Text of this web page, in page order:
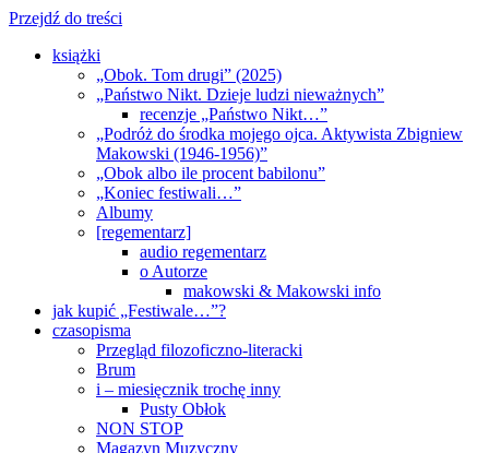
Przejdź do treści
książki
„Obok. Tom drugi” (2025)
„Państwo Nikt. Dzieje ludzi nieważnych”
recenzje „Państwo Nikt…”
„Podróż do środka mojego ojca. Aktywista Zbigniew
Makowski (1946-1956)”
„Obok albo ile procent babilonu”
„Koniec festiwali…”
Albumy
[regementarz]
audio regementarz
o Autorze
makowski & Makowski info
jak kupić „Festiwale…”?
czasopisma
Przegląd filozoficzno-literacki
Brum
i – miesięcznik trochę inny
Pusty Obłok
NON STOP
Magazyn Muzyczny